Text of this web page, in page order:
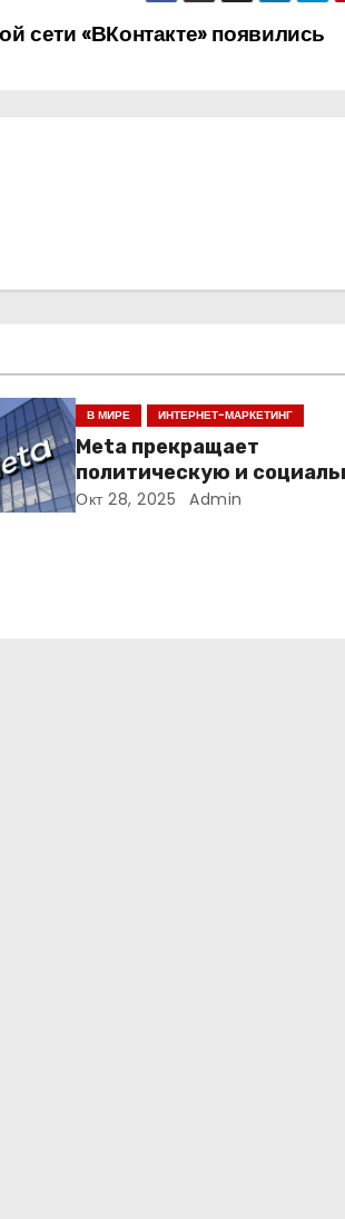
сети «ВКонтакте» появились
В МИРЕ ИНТЕРНЕТ-МАРКЕТИНГ
Meta прекращает
политическую и
рекламу в ЕС. Почему это
Окт 28, 2025 Admin